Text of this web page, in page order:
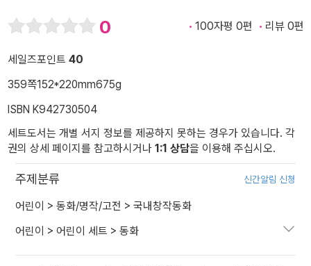
0 100자평 0편 리뷰 0편
세일즈포인트 40
359쪽152*220mm675g
ISBN K942730504
세트도서는 개별 서지 정보를 제공하지 못하는 경우가 있습니다. 각
권의 상세 페이지를 참고하시거나 1:1 상담을 이용해 주십시오.
주제분류 신간알림 신청
어린이 > 동화/명작/고전 > 국내창작동화
어린이 > 어린이 세트 > 동화